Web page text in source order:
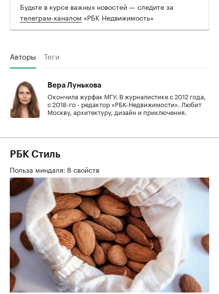
Будьте в курсе важных новостей — следите за
телеграм-каналом «РБК Недвижимость»
Авторы Теги
Вера Лунькова
Окончила журфак МГУ. В журналистике с 2012 года,
с 2018-го - редактор «РБК-Недвижимости». Любит
Москву, архитектуру, дизайн и приключения.
РБК Стиль
Польза миндаля: 8 свойств